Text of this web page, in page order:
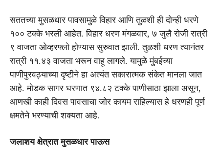
सततच्या मुसळधार पावसामुळे विहार आणि तुळशी ही दोन्ही धरणे
१०० टक्के भरली आहेत. विहार धरण मंगळवार, ७ जुलै रोजी रात्री
९ वाजता ओव्हरफ्लो होण्यास सुरुवात झाली. तुळशी धरण त्यानंतर
रात्री ११.४३ वाजता भरून वाहू लागले. यामुळे मुंबईच्या
पाणीपुरवठ्याच्या दृष्टीने हा अत्यंत सकारात्मक संकेत मानला जात
आहे. मोडक सागर धरणात ९४.८२ टक्के पाणीसाठा झाला असून,
आणखी काही दिवस पावसाचा जोर कायम राहिल्यास हे धरणही पूर्ण
क्षमतेने भरण्याची शक्यता आहे.
जलाशय क्षेत्रात मुसळधार पाऊस